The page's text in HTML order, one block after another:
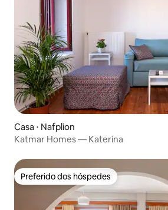
Casa ⋅ Nafplion
Katmar Homes — Katerina
Preferido dos hóspedes
Preferido dos hóspedes